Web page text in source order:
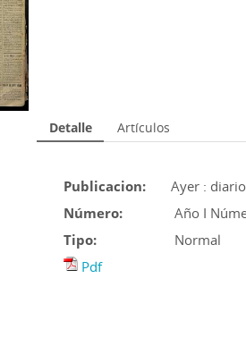
Detalle Artículos
Publicacion:
Ayer :
Número:
Año I
Tipo:
Normal
Pdf